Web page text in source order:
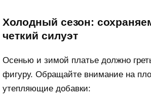
Холодный сезон:
четкий силуэт
Осенью и зимой платье должно
фигуру. Обращайте внимание на
утепляющие добавки: